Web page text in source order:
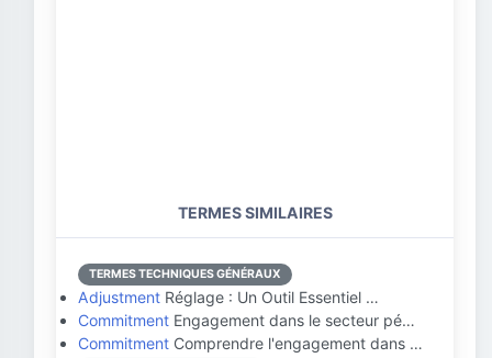
TERMES SIMILAIRES
TERMES TECHNIQUES GÉNÉRAUX
Adjustment Réglage : Un Outil Essentiel …
Commitment Engagement dans le secteur pé…
Commitment Comprendre l'engagement dans …